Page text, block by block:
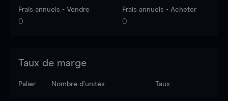
Frais annuels - Vendre
0
Frais annuels - Acheter
0
Taux de marge
Palier Nombre d’unités Taux